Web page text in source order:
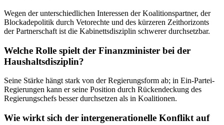
Wegen der unterschiedlichen Interessen der Koalitionspartner, der
Blockadepolitik durch Vetorechte und des kürzeren Zeithorizonts
der Partnerschaft ist die Kabinettsdisziplin schwerer durchsetzbar.
Welche Rolle spielt der Finanzminister bei der
Haushaltsdisziplin?
Seine Stärke hängt stark von der Regierungsform ab; in Ein-Partei-
Regierungen kann er seine Position durch Rückendeckung des
Regierungschefs besser durchsetzen als in Koalitionen.
Wie wirkt sich der intergenerationelle Konflikt auf